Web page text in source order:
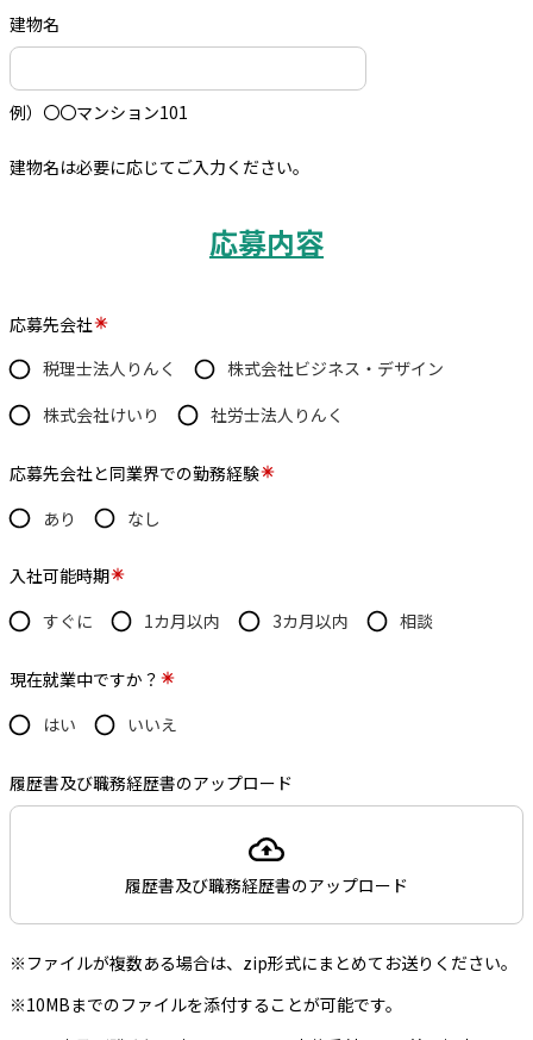
建物名
例）〇〇マンション101
建物名は必要に応じてご入力ください。
応募内容
応募先会社
税理士法人りんく
株式会社ビジネス・デザイン
株式会社けいり
社労士法人りんく
応募先会社と同業界での勤務経験
あり
なし
入社可能時期
すぐに
1カ月以内 3カ月以内 相談
現在就業中ですか？
はい
いいえ
履歴書及び職務経歴書のアップロード
履歴書及び職務経歴書のアップロード
※ファイルが複数ある場合は、zip形式にまとめてお送りください。
※10MBまでのファイルを添付することが可能です。